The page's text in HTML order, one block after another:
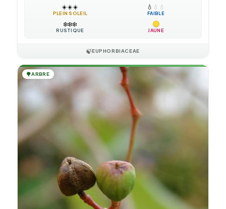
☀️☀️☀️
PLEIN SOLEIL
💧 💧 💧
FAIBLE
❄️❄️❄️
RUSTIQUE JAUNE
🍃EUPHORBIACEAE
🌳ARBRE